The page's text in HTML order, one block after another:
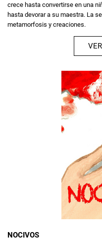
crece hasta convertirse en una
hasta devorar a su maestra. La
metamorfosis y creaciones.
VER
NOCIVOS